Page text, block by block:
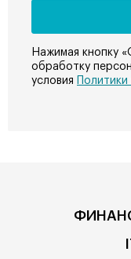
Нажимая кнопку
обработку
условия